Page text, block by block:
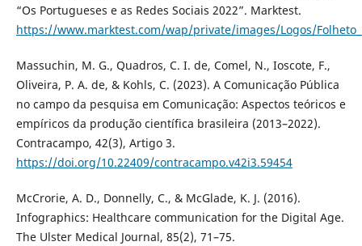
“Os Portugueses e as Redes Sociais 2022”. Marktest.
https://www.marktest.com/wap/private/images/Logos/
Massuchin, M. G., Quadros, C. I. de, Comel, N., Ioscote, F.,
Oliveira, P. A. de, & Kohls, C. (2023). A Comunicação Pública
no campo da pesquisa em Comunicação: Aspectos teóricos e
empíricos da produção científica brasileira (2013–2022).
Contracampo, 42(3), Artigo 3.
https://doi.org/10.22409/contracampo.v42i3.59454
McCrorie, A. D., Donnelly, C., & McGlade, K. J. (2016).
Infographics: Healthcare communication for the Digital Age.
The Ulster Medical Journal, 85(2), 71–75.